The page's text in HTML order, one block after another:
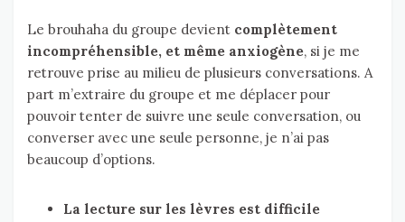
Le brouhaha du groupe devient complètement
incompréhensible, et même anxiogène, si je me
retrouve prise au milieu de plusieurs conversations. A
part m’extraire du groupe et me déplacer pour
pouvoir tenter de suivre une seule conversation, ou
converser avec une seule personne, je n’ai pas
beaucoup d’options.
La lecture sur les lèvres est difficile